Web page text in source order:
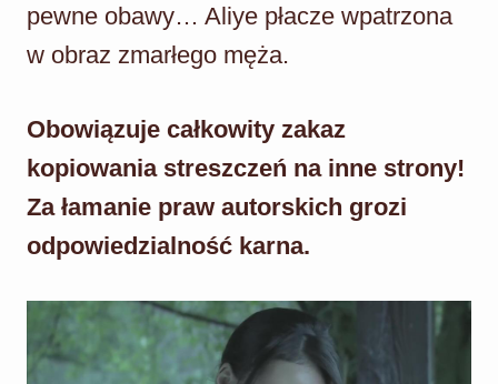
pewne obawy… Aliye płacze wpatrzona
w obraz zmarłego męża.
Obowiązuje całkowity zakaz
kopiowania streszczeń na inne strony!
Za łamanie praw autorskich grozi
odpowiedzialność karna.